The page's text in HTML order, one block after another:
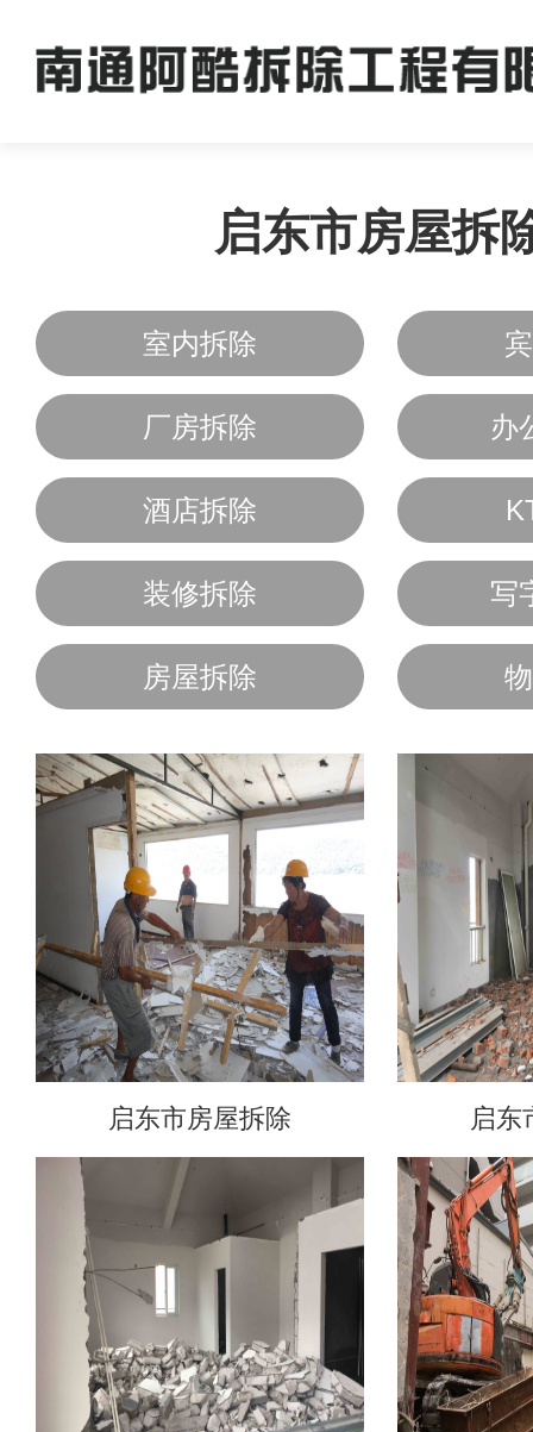
启东市房屋拆
室内拆除
厂房拆除 办
酒店拆除
装修拆除 写
房屋拆除
启东市房屋拆除 启东